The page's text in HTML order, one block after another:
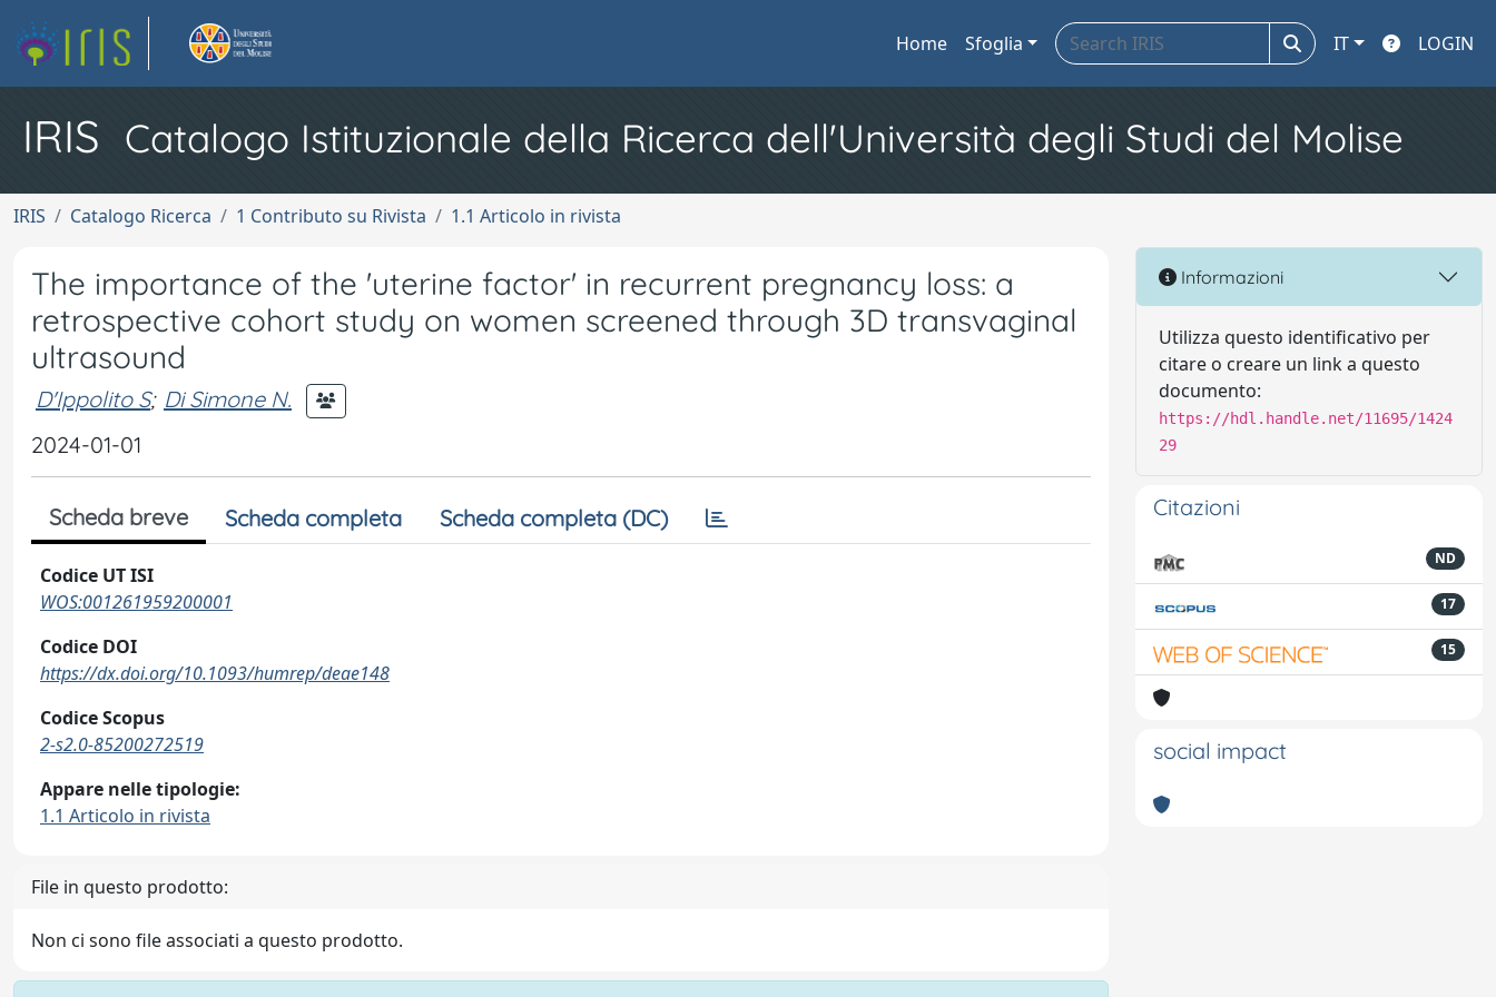
Home Sfoglia IT LOGIN
IRIS Catalogo Istituzionale della Ricerca dell'Università degli Studi del Molise
IRIS Catalogo Ricerca 1 Contributo su Rivista 1.1 Articolo in rivista
The importance of the 'uterine factor' in recurrent pregnancy loss: a
retrospective cohort study on women screened through 3D transvaginal
ultrasound
D'Ippolito S; Di Simone N.
2024-01-01
Scheda breve Scheda completa Scheda completa (DC)
Codice UT ISI
WOS:001261959200001
Codice DOI
https://dx.doi.org/10.1093/humrep/deae148
Codice Scopus
2-s2.0-85200272519
Appare nelle tipologie:
1.1 Articolo in rivista
File in questo prodotto:
Non ci sono file associati a questo prodotto.
Informazioni
Utilizza questo identificativo per
citare o creare un link a questo
documento:
https://hdl.handle.net/11695/1424
29
Citazioni
ND
17
15
social impact